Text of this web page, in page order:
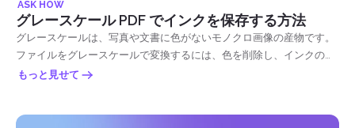
配置されたディスクに保存するだけで、ファイルを簡単にバックアッ
プできます。 これにより、火災、自然災害、およびファイルが失われ
る可能性のあるその他の事故などの災害から人やビジネスを救うこと
ができます。&nbsp; &nbsp; これらはすべて、スキャンが良い考えで
あると考える理由ですが、スキャンをどのように最適化できるのでし
ASK HOW
グレースケール PDF でインクを保存する方法
グレースケールは、写真や文書に色がないモノクロ画像の産物です。
ファイルをグレースケールで変換するには、色を削除し、インクの主
なソースとして黒のままにすることを意味します。
もっと見せて